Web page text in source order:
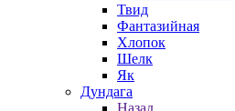
Твид
Фантазийная
Хлопок
Шелк
Як
Дундага
Назад